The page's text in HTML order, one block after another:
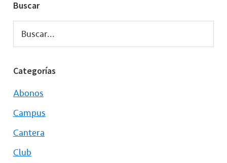
Buscar
Buscar...
Categorías
Abonos
Campus
Cantera
Club